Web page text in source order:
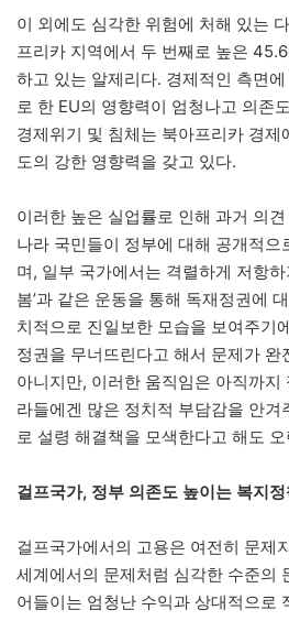
이 외에도 심각한 위험에 처해 있는
프리카 지역에서 두 번째로 높은
하고 있는 알제리다. 경제적인 측면
로 한 EU의 영향력이 엄청나고 의존
경제위기 및 침체는 북아프리카 경제
도의 강한 영향력을 갖고 있다.
이러한 높은 실업률로 인해 과거 의
나라 국민들이 정부에 대해 공개적으
며, 일부 국가에서는 격렬하게 저항하
봄’과 같은 운동을 통해 독재정권에
치적으로 진일보한 모습을 보여주기
정권을 무너뜨린다고 해서 문제가 완
아니지만, 이러한 움직임은 아직까
라들에겐 많은 정치적 부담감을 안겨
로 설령 해결책을 모색한다고 해도
걸프국가, 정부 의존도 높이는 복지
걸프국가에서의 고용은 여전히 문제
세계에서의 문제처럼 심각한 수준의
어들이는 엄청난 수익과 상대적으로